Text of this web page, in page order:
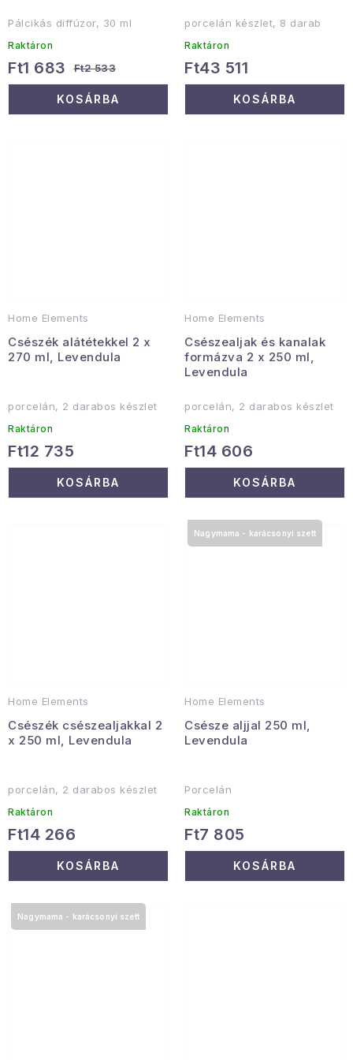
Pálcikás diffúzor, 30 ml
Raktáron
Ft1 683 Ft2 533
KOSÁRBA
porcelán készlet, 8 darab
Raktáron
Ft43 511
KOSÁRBA
Home Elements
Csészék alátétekkel 2 x
270 ml, Levendula
porcelán, 2 darabos készlet
Raktáron
Ft12 735
KOSÁRBA
Home Elements
Csészealjak és kanalak
formázva 2 x 250 ml,
Levendula
porcelán, 2 darabos készlet
Raktáron
Ft14 606
KOSÁRBA
Home Elements
Csészék csészealjakkal 2
x 250 ml, Levendula
porcelán, 2 darabos készlet
Raktáron
Ft14 266
KOSÁRBA
Home Elements
Csésze aljjal 250 ml,
Levendula
Nagymama - karácsonyi szett
Porcelán
Raktáron
Ft7 805
KOSÁRBA
Nagymama - karácsonyi szett